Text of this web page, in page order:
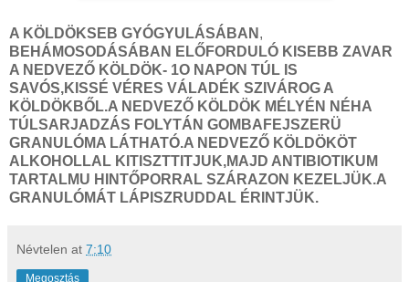
A KÖLDÖKSEB GYÓGYULÁSÁBAN ,
BEHÁMOSODÁSÁBAN ELŐFORDULÓ KISEBB ZAVAR
A NEDVEZŐ KÖLDÖK- 1O NAPON TÚL IS
SAVÓS,KISSÉ VÉRES VÁLADÉK SZIVÁROG A
KÖLDÖKBŐL.A NEDVEZŐ KÖLDÖK MÉLYÉN NÉHA
TÚLSARJADZÁS FOLYTÁN GOMBAFEJSZERÜ
GRANULÓMA LÁTHATÓ.A NEDVEZŐ KÖLDÖKÖT
ALKOHOLLAL KITISZTTITJUK,MAJD ANTIBIOTIKUM
TARTALMU HINTŐPORRAL SZÁRAZON KEZELJÜK.A
GRANULÓMÁT LÁPISZRUDDAL ÉRINTJÜK.
Névtelen at 7:10
Megosztás